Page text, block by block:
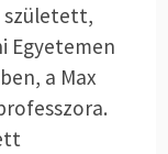
született,
Egyetemen
a Max